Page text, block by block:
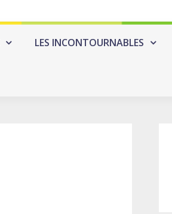
LES INCONTOURNABLES